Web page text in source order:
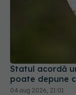
Statul acordă
poate depune
04 aug 2026, 21:01